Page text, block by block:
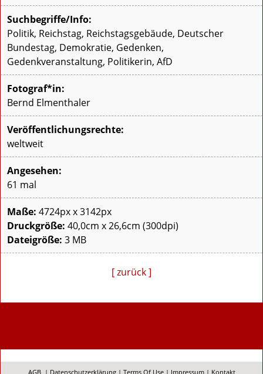
Suchbegriffe/Info:
Politik, Reichstag, Reichstagsgebäude, Deutscher
Bundestag, Demokratie, Gedenken,
Gedenkveranstaltung, Politikerin, AfD
Fotograf*in:
Bernd Elmenthaler
Veröffentlichungsrechte:
weltweit
Angesehen:
61 mal
Maße: 4724px x 3142px
Druckgröße: 40,0cm x 26,6cm (300dpi)
Dateigröße: 3 MB
[ zurück ]
AGB | Datenschutzerklärung| Terms Of Use| Impressum| Kontakt